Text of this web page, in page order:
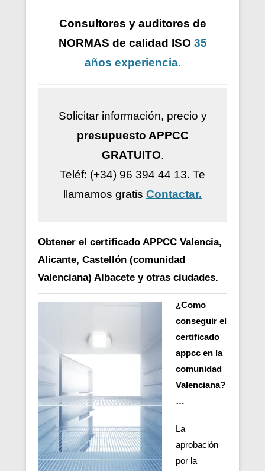
Consultores y auditores de
NORMAS de calidad ISO 35
años experiencia.
Solicitar información, precio y
presupuesto APPCC
GRATUITO.
Teléf: (+34) 96 394 44 13. Te
llamamos gratis Contactar.
Obtener el certificado APPCC Valencia,
Alicante, Castellón (comunidad
Valenciana) Albacete y otras ciudades.
¿Como
conseguir el
certificado
appcc en la
comunidad
Valenciana?
…
La
aprobación
por la